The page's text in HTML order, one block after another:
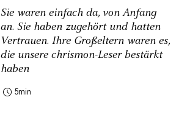
Sie waren einfach da, von Anfang
an. Sie haben zugehört und hatten
Vertrauen. Ihre Großeltern waren es,
die unsere chrismon-Leser bestärkt
haben
5